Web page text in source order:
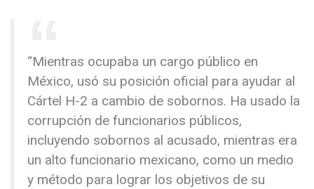
“Mientras ocupaba un cargo público en
México, usó su posición oficial para ayudar al
Cártel H-2 a cambio de sobornos. Ha usado la
corrupción de funcionarios públicos,
incluyendo sobornos al acusado, mientras era
un alto funcionario mexicano, como un medio
y método para lograr los objetivos de su